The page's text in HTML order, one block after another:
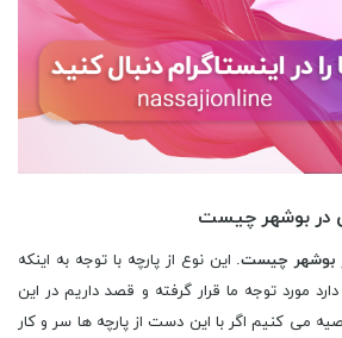
در بوشهر چیست
بوشهر چیست. این نوع از پارچه با توجه به اینکه
دارد مورد توجه ما قرار گرفته و قصد داریم در این
می کنیم اگر با این دست از پارچه ها سر و کار